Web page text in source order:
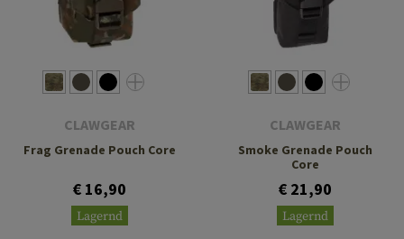
CLAWGEAR
Frag Grenade Pouch Core
€ 16,90
Lagernd
CLAWGEAR
Smoke Grenade Pouch
Core
€ 21,90
Lagernd